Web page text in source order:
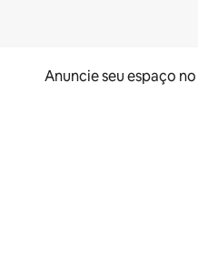
Anuncie seu espaço